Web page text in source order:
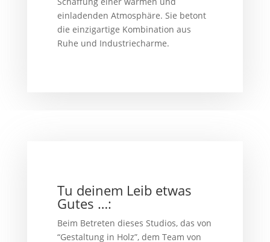
einladenden Atmosphäre. Sie betont
die einzigartige Kombination aus
Ruhe und Industriecharme.
Tu deinem Leib etwas
Gutes …:
Beim Betreten dieses Studios, das von
“Gestaltung in Holz”, dem Team von